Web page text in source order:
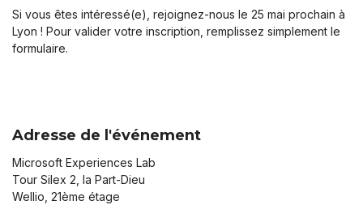
Si vous êtes intéressé(e), rejoignez-nous le 25 mai prochain à
Lyon ! Pour valider votre inscription, remplissez simplement le
formulaire.
Adresse de l'événement
Microsoft Experiences Lab
Tour Silex 2, la Part-Dieu
Wellio, 21ème étage